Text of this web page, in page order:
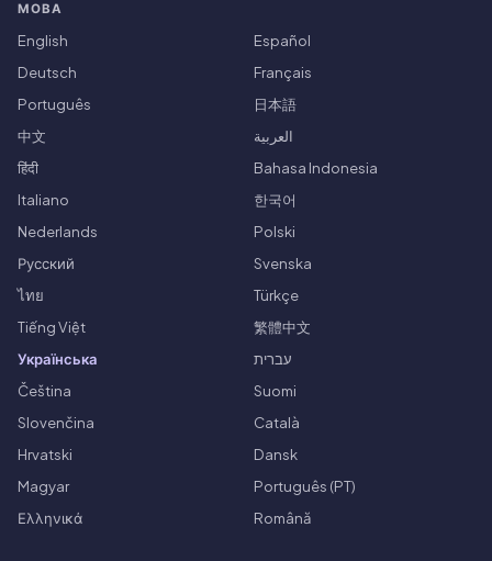
МОВА
English
Español
Deutsch
Français
Português
日本語
中文
العربية
हिंदी
Bahasa Indonesia
Italiano
한국어
Nederlands
Polski
Русский
Svenska
ไทย
Türkçe
Tiếng Việt
繁體中文
Українська
עברית
Čeština
Suomi
Slovenčina
Català
Hrvatski
Dansk
Magyar
Português (PT)
Ελληνικά
Română